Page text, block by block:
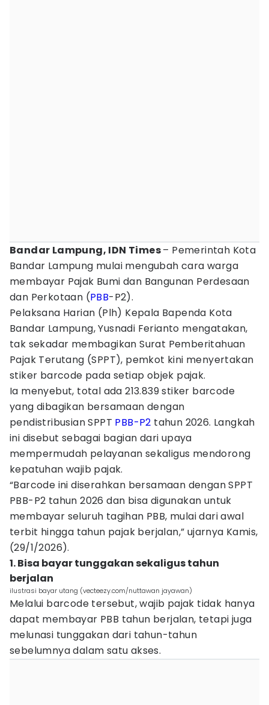
Bandar Lampung, IDN Times– Pemerintah Kota
Bandar Lampung mulai mengubah cara warga
membayar Pajak Bumi dan Bangunan Perdesaan
dan Perkotaan (PBB-P2).
Pelaksana Harian (Plh) Kepala Bapenda Kota
Bandar Lampung, Yusnadi Ferianto mengatakan,
tak sekadar membagikan Surat Pemberitahuan
Pajak Terutang (SPPT), pemkot kini menyertakan
stiker barcode pada setiap objek pajak.
Ia menyebut, total ada 213.839 stiker barcode
yang dibagikan bersamaan dengan
pendistribusian SPPT PBB-P2 tahun 2026. Langkah
ini disebut sebagai bagian dari upaya
mempermudah pelayanan sekaligus mendorong
kepatuhan wajib pajak.
“Barcode ini diserahkan bersamaan dengan SPPT
PBB-P2 tahun 2026 dan bisa digunakan untuk
membayar seluruh tagihan PBB, mulai dari awal
terbit hingga tahun pajak berjalan,” ujarnya Kamis,
(29/1/2026).
1. Bisa bayar tunggakan sekaligus tahun
berjalan
ilustrasi bayar utang (vecteezy.com/nuttawan jayawan)
Melalui barcode tersebut, wajib pajak tidak hanya
dapat membayar PBB tahun berjalan, tetapi juga
melunasi tunggakan dari tahun-tahun
sebelumnya dalam satu akses.